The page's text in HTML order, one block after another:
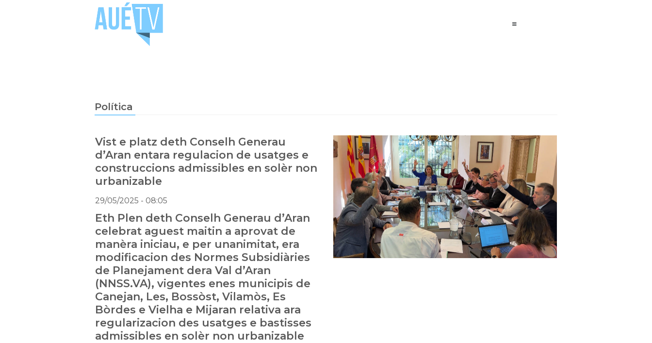
Política
Vist e platz deth Conselh Generau
d’Aran entara regulacion de usatges e
construccions admissibles en solèr non
urbanizable
29/05/2025 - 08:05
Eth Plen deth Conselh Generau d’Aran
celebrat aguest maitin a aprovat de
manèra iniciau, e per unanimitat, era
modificacion des Normes Subsidiàries
de Planejament dera Val d’Aran
(NNSS.VA), vigentes enes municipis de
Canejan, Les, Bossòst, Vilamòs, Es
Bòrdes e Vielha e Mijaran relativa ara
regularizacion des usatges e bastisses
admissibles en solèr non urbanizable